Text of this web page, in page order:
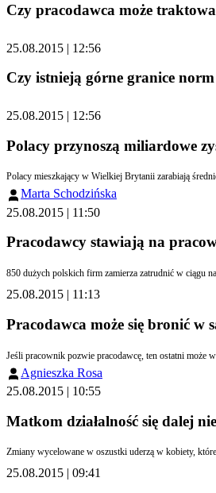
Czy pracodawca może
25.08.2015 | 12:56
Czy istnieją górne granice
25.08.2015 | 12:56
Polacy przynoszą miliardowe
Polacy mieszkający w Wielkiej Brytanii zarabiają
Marta Schodzińska
25.08.2015 | 11:50
Pracodawcy stawiają na
25.08.2015 | 11:13
Pracodawca może się bronić w
Jeśli pracownik pozwie pracodawcę, ten ostatni może
Agnieszka Rosa
25.08.2015 | 10:55
Matkom działalność się dalej
Zmiany wycelowane w oszustki uderzą w kobiety,
25.08.2015 | 09:41